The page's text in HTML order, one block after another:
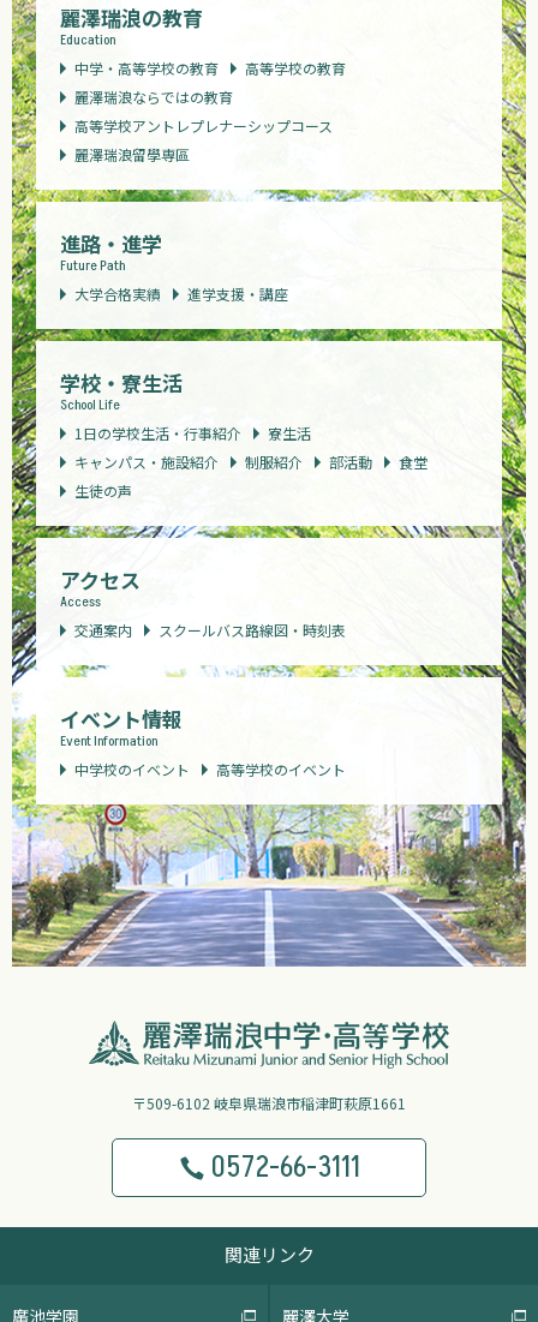
麗澤瑞浪の教育
Education
中学・高等学校の教育
高等学校の教育
麗澤瑞浪ならではの教育
高等学校アントレプレナーシップコース
麗澤瑞浪留學専區
進路・進学
Future Path
大学合格実績
進学支援・講座
学校・寮生活
School Life
1日の学校生活・行事紹介
寮生活
キャンパス・施設紹介
制服紹介 部活動
食堂
生徒の声
アクセス
Access
交通案内
スクールバス路線図・時刻表
イベント情報
Event Information
中学校のイベント
高等学校のイベント
〒509-6102 岐阜県瑞浪市稲津町萩原1661
0572-66-3111
関連リンク
廣池学園 麗澤大学